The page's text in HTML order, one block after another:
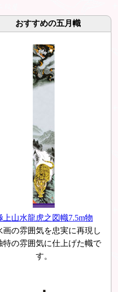
おすすめの五月幟
上山水龍虎之図幟7.5m物
画の雰囲気を忠実に再現し
特の雰囲気に仕上げた幟で
す。